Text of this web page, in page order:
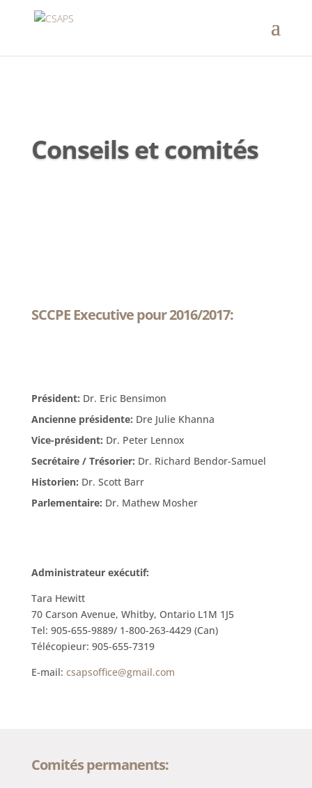
Conseils et comités
SCCPE Executive pour 2016/2017:
Président: Dr. Eric Bensimon
Ancienne présidente: Dre Julie Khanna
Vice-président: Dr. Peter Lennox
Secrétaire / Trésorier: Dr. Richard Bendor-Samuel
Historien: Dr. Scott Barr
Parlementaire: Dr. Mathew Mosher
Administrateur exécutif:
Tara Hewitt
70 Carson Avenue, Whitby, Ontario L1M 1J5
Tel: 905-655-9889/ 1-800-263-4429 (Can)
Télécopieur: 905-655-7319
E-mail: csapsoffice@gmail.com
Comités permanents: